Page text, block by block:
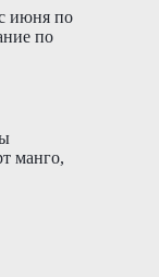
июня по
по
манго,